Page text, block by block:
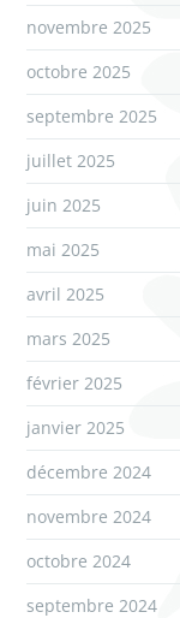
novembre 2025
octobre 2025
septembre 2025
juillet 2025
juin 2025
mai 2025
avril 2025
mars 2025
février 2025
janvier 2025
décembre 2024
novembre 2024
octobre 2024
septembre 2024